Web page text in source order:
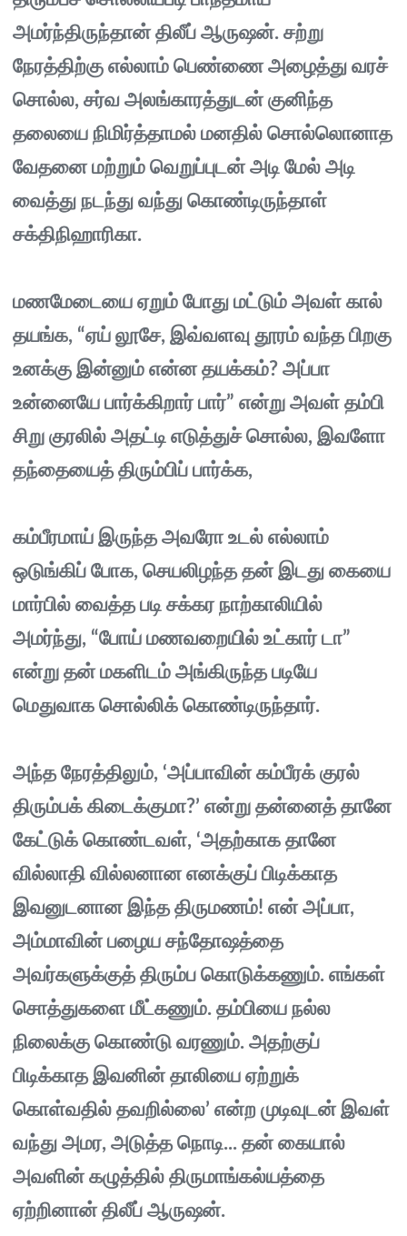
அமர்ந்திருந்தான் திலீப் ஆருஷன். சற்று
நேரத்திற்கு எல்லாம் பெண்ணை அழைத்து வரச்
சொல்ல, சர்வ அலங்காரத்துடன் குனிந்த
தலையை நிமிர்த்தாமல் மனதில் சொல்லொனாத
வேதனை மற்றும் வெறுப்புடன் அடி மேல் அடி
வைத்து நடந்து வந்து கொண்டிருந்தாள்
சக்திநிஹாரிகா.
மணமேடையை ஏறும் போது மட்டும் அவள் கால்
தயங்க, “ஏய் லூசே, இவ்வளவு தூரம் வந்த பிறகு
உனக்கு இன்னும் என்ன தயக்கம்? அப்பா
உன்னையே பார்க்கிறார் பார்” என்று அவள் தம்பி
சிறு குரலில் அதட்டி எடுத்துச் சொல்ல, இவளோ
தந்தையைத் திரும்பிப் பார்க்க,
கம்பீரமாய் இருந்த அவரோ உடல் எல்லாம்
ஒடுங்கிப் போக, செயலிழந்த தன் இடது கையை
மார்பில் வைத்த படி சக்கர நாற்காலியில்
அமர்ந்து, “போய் மணவறையில் உட்கார் டா”
என்று தன் மகளிடம் அங்கிருந்த படியே
மெதுவாக சொல்லிக் கொண்டிருந்தார்.
அந்த நேரத்திலும், ‘அப்பாவின் கம்பீரக் குரல்
திரும்பக் கிடைக்குமா?’ என்று தன்னைத் தானே
கேட்டுக் கொண்டவள், ‘அதற்காக தானே
வில்லாதி வில்லனான எனக்குப் பிடிக்காத
இவனுடனான இந்த திருமணம்! என் அப்பா,
அம்மாவின் பழைய சந்தோஷத்தை
அவர்களுக்குத் திரும்ப கொடுக்கணும். எங்கள்
சொத்துகளை மீட்கணும். தம்பியை நல்ல
நிலைக்கு கொண்டு வரணும். அதற்குப்
பிடிக்காத இவனின் தாலியை ஏற்றுக்
கொள்வதில் தவறில்லை’ என்ற முடிவுடன் இவள்
வந்து அமர, அடுத்த நொடி... தன் கையால்
அவளின் கழுத்தில் திருமாங்கல்யத்தை
ஏற்றினான் திலீப் ஆருஷன்.